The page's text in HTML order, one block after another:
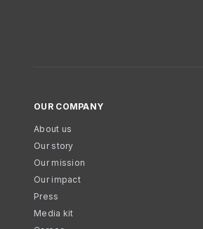
OUR COMPANY
About us
Our story
Our mission
Our impact
Press
Media kit